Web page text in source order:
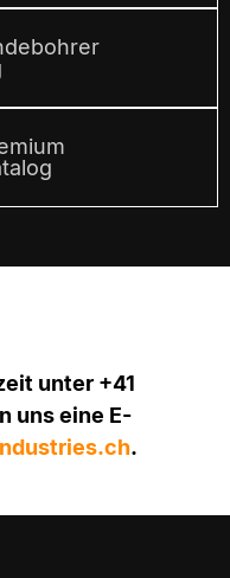
unter +41
uns eine E-
.